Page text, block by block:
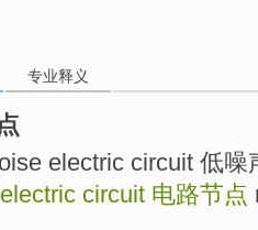
专业释义
electric circuit 低
circuit 电路节点